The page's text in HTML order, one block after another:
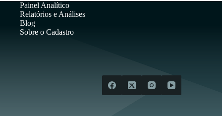
Painel Analítico
Relatórios e Análises
Blog
Sobre o Cadastro